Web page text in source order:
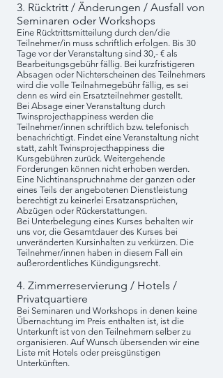
3. Rücktritt / Änderungen / Ausfall von
Seminaren oder Workshops
Eine Rücktrittsmitteilung durch den/die
Teilnehmer/in muss schriftlich erfolgen. Bis 30
Tage vor der Veranstaltung sind 30,- € als
Bearbeitungsgebühr fällig. Bei kurzfristigeren
Absagen oder Nichterscheinen des Teilnehmers
wird die volle Teilnahmegebühr fällig, es sei
denn es wird ein Ersatzteilnehmer gestellt.
Bei Absage einer Veranstaltung durch
Twinsprojecthappiness werden die
Teilnehmer/innen schriftlich bzw. telefonisch
benachrichtigt. Findet eine Veranstaltung nicht
statt, zahlt Twinsprojecthappiness die
Kursgebühren zurück. Weitergehende
Forderungen können nicht erhoben werden.
Eine Nichtinanspruchnahme der ganzen oder
eines Teils der angebotenen Dienstleistung
berechtigt zu keinerlei Ersatzansprüchen,
Abzügen oder Rückerstattungen.
Bei Unterbelegung eines Kurses behalten wir
uns vor, die Gesamtdauer des Kurses bei
unveränderten Kursinhalten zu verkürzen. Die
Teilnehmer/innen haben in diesem Fall ein
außerordentliches Kündigungsrecht.
4. Zimmerreservierung / Hotels /
Privatquartiere
Bei Seminaren und Workshops in denen keine
Übernachtung im Preis enthalten ist, ist die
Unterkunft ist von den Teilnehmern selber zu
organisieren. Auf Wunsch übersenden wir eine
Liste mit Hotels oder preisgünstigen
Unterkünften.